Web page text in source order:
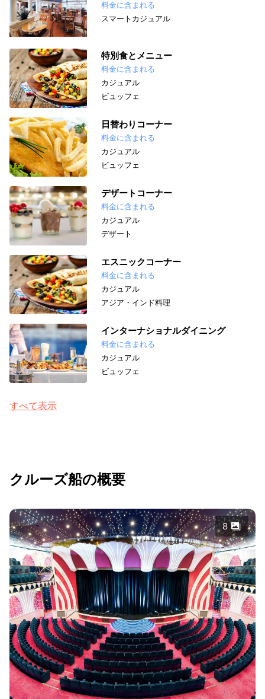
料金に含まれる
スマートカジュアル
特別食とメニュー
料金に含まれる
カジュアル
ビュッフェ
日替わりコーナー
料金に含まれる
カジュアル
ビュッフェ
デザートコーナー
料金に含まれる
カジュアル
デザート
エスニックコーナー
料金に含まれる
カジュアル
アジア・インド料理
インターナショナルダイニング
料金に含まれる
カジュアル
ビュッフェ
すべて表示
クルーズ船の概要
8